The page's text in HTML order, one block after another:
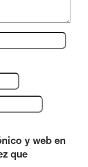
y web en
que